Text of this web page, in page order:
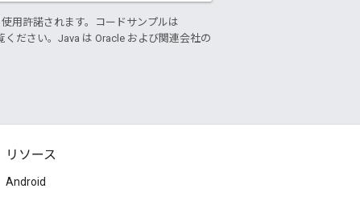
使用許諾されます。コードサンプルは
ください。Java は Oracle および関連会社の
リソース
Android